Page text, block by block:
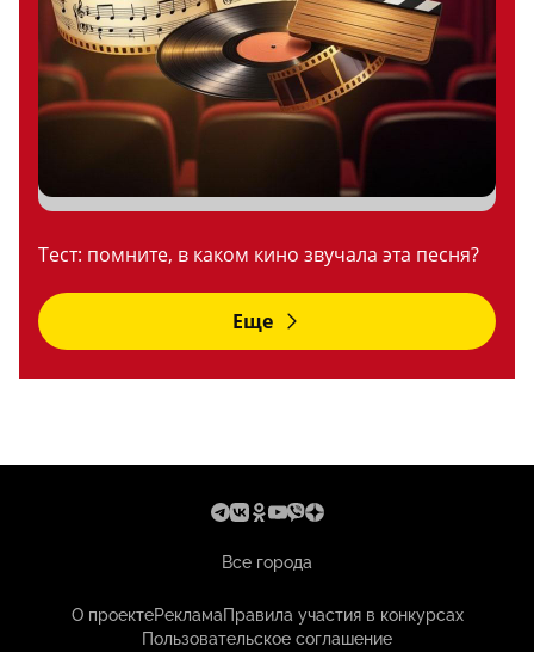
Тест: помните, в каком кино звучала эта песня?
Еще
Все города
О проектеРекламаПравила участия в конкурсах
Пользовательское соглашение